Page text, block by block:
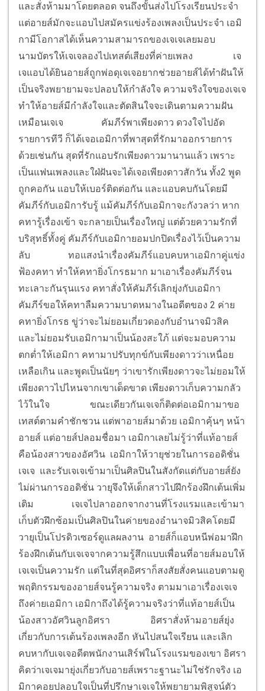
และสั่งห้ามมาโดยตลอด จนถึงขั้นส่งไปโรงเรียนประจำ
แต่อายส์มักจะแอบไปสมัครแข่งร้องเพลงเป็นประจำ เอมิ
กามีโอกาสได้เห็นความสามารถของเจเจเลยมอบ
นามบัตรให้เจเจลองไปเทสต์เสียงที่ค่ายเพลง
เจ
เจแอบได้ยินอายส์ถูกพ่อดุเจเจอยากช่วยอายส์ได้ทำฝันให้
เป็นจริงพยายามจะปลอบให้กำลังใจ ความจริงใจของเจเจ
ทำให้อายส์มีกำลังใจและตัดสินใจจะเดินตามความฝัน
เหมือนเจเจ
คัมภีร์พาเพียงดาว ดวงใจไปอัด
รายการทีวี ก็ได้เจอเอมิกาที่พาสุดที่รักมาออกรายการ
ด้วยเช่นกัน สุดที่รักแอบรักเพียงดาวมานานแล้ว เพราะ
เป็นแฟนเพลงและใฝ่ฝันจะได้เจอเพียงดาวสักวัน ทั้ง2 พูด
ถูกคอกัน แอบให้เบอร์ติดต่อกัน และแอบคบกันโดยมี
คัมภีร์กับเอมิการับรู้ แม้คัมภีร์กับเอมิกาจะกังวลว่า หาก
คทารู้เรื่องเข้า จะกลายเป็นเรื่องใหญ่ แต่ด้วยความรักที่
บริสุทธิ์ทั้งคู่ คัมภีร์กับเอมิกายอมปกปิดเรื่องไว้เป็นความ
ลับ
ทอแสงนำเรื่องคัมภีร์แอบคบหาเอมิกาคู่แข่ง
ฟ้องคทา ทำให้คทายิ่งโกรธมาก มาเอาเรื่องคัมภีร์จน
ทะเลาะกันรุนแรง คทาสั่งให้คัมภีร์เลิกยุ่งกับเอมิกา
คัมภีร์ขอให้คทาลืมความบาดหมางในอดีตของ 2 ค่าย
คทายิ่งโกรธ ขู่ว่าจะไม่ยอมเกี่ยวดองกับอำนาจมิวสิค
และไม่ยอมรับเอมิกามาเป็นน้องสะใภ้ แต่จะมอบความ
ตกต่ำให้เอมิกา คทามาปรับทุกข์กับเพียงดาวว่าเหนื่อย
เหลือเกิน และพูดเป็นนัยๆ ว่าเขารักเพียงดาวจะไม่ยอมให้
เพียงดาวไปไหนจากเขาเด็ดขาด เพียงดาวเก็บความกลัว
ไว้ในใจ
ขณะเดียวกันเจเจก็ติดต่อเอมิกามาขอ
เทสต์ตามคำชักชวน แต่พาอายส์มาด้วย เอมิกาคุ้นๆ หน้า
อายส์ แต่อายส์ปลอมชื่อมา เอมิกาเลยไม่รู้ว่าที่แท้อายส์
คือน้องสาวของอัศวิน เอมิกาให้วายุช่วยในการออดิชั่น
เจเจ และรับเจเจเข้ามาเป็นศิลปินในสังกัดแต่กับอายส์ยัง
ไม่ผ่านการออดิชั่น วายุจึงให้เด็กสาวไปฝึกร้องฝึกเต้นเพิ่ม
เติม
เจเจไปลาออกจากงานที่โรงแรมและเข้ามา
เก็บตัวฝึกซ้อมเป็นศิลปินในค่ายของอำนาจมิวสิคโดยมี
วายุเป็นโปรดิวเซอร์ดูแลผลงาน อายส์ก็แอบหนีพ่อมาฝึก
ร้องฝึกเต้นกับเจเจจากความรู้สึกแบบเพื่อนที่อายส์มอบให้
เจเจเป็นความรัก แต่ในที่สุดอิศราก็สงสัยสั่งคนแอบตามดู
พฤติกรรมของอายส์จนรู้ความจริง ตามมาเอาเรื่องเจเจ
ถึงค่ายเอมิกา เอมิกาถึงได้รู้ความจริงว่าที่แท้อายส์เป็น
น้องสาวอัศวินลูกอิศรา
อิศราสั่งห้ามอายส์ยุ่ง
เกี่ยวกับการเต้นร้องเพลงอีก หันไปสนใจเรียน และเลิก
คบหากับเจเจอดีตพนักงานเสิร์ฟในโรงแรมของเขา อิศรา
คิดว่าเจเจมายุ่งเกี่ยวกับอายส์เพราะฐานะไม่ใช่รักจริง เอ
มิกาคอยปลอบใจเป็นที่ปรึกษาเจเจให้พยายามพิสูจน์ตัว